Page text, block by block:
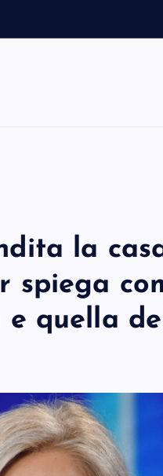
la
spiega
e quella